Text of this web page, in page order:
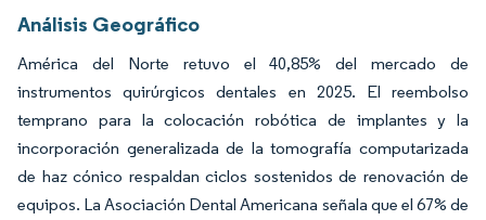
Análisis Geográfico
América del Norte retuvo el 40,85% del mercado de
instrumentos quirúrgicos dentales en 2025. El reembolso
temprano para la colocación robótica de implantes y la
incorporación generalizada de la tomografía computarizada
de haz cónico respaldan ciclos sostenidos de renovación de
equipos. La Asociación Dental Americana señala que el 67% de